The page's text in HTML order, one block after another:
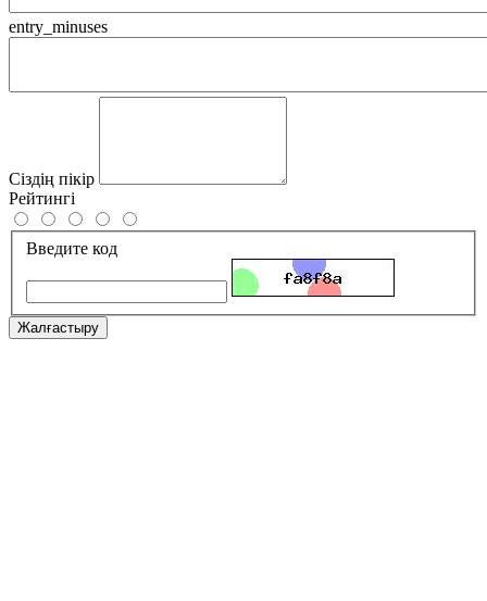
entry_minuses
Сіздің пікір
Рейтингі
Введите код
Жалғастыру